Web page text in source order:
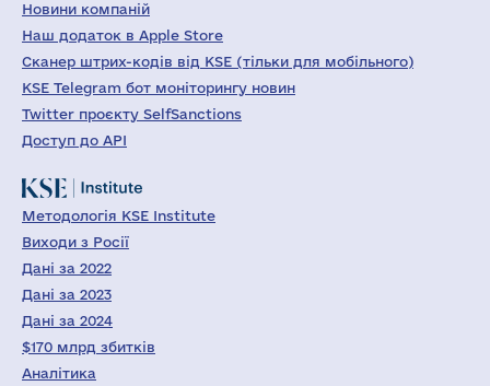
Новини компаній
Наш додаток в Apple Store
Сканер штрих-кодів від KSE (тільки для мобільного)
KSE Telegram бот моніторингу новин
Twitter проєкту SelfSanctions
Доступ до API
Методологія KSE Institute
Виходи з Росії
Дані за 2022
Дані за 2023
Дані за 2024
$170 млрд збитків
Аналітика